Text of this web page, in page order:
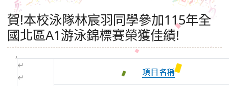
賀!本校泳隊林宸羽同學參加115年全
國北區A1游泳錦標賽榮獲佳績!